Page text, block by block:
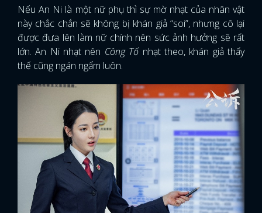
Nếu An Ni là một nữ phụ thì sự mờ nhạt của nhân vật
này chắc chắn sẽ không bị khán giả “soi”, nhưng cô lại
được đưa lên làm nữ chính nên sức ảnh hưởng sẽ rất
lớn. An Ni nhạt nên Công Tốnhạt theo, khán giả thấy
thế cũng ngán ngẩm luôn.